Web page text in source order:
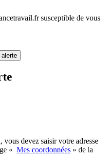
susceptible de vous
alerte
devez saisir votre adresse
« Mes coordonnées » de la